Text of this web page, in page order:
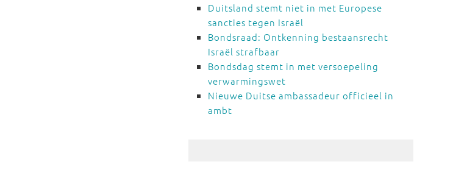
Duitsland stemt niet in met Europese
sancties tegen Israël
Bondsraad: Ontkenning bestaansrecht
Israël strafbaar
Bondsdag stemt in met versoepeling
verwarmingswet
Nieuwe Duitse ambassadeur officieel in
ambt